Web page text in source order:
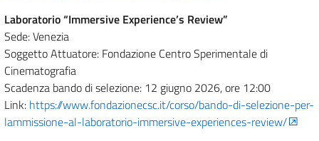
Laboratorio “Immersive Experience’s Review”
Sede: Venezia
Soggetto Attuatore: Fondazione Centro Sperimentale di
Cinematografia
Scadenza bando di selezione: 12 giugno 2026, ore 12:00
Link: https://www.fondazionecsc.it/corso/bando-di-selezione-per-
lammissione-al-laboratorio-immersive-experiences-review/